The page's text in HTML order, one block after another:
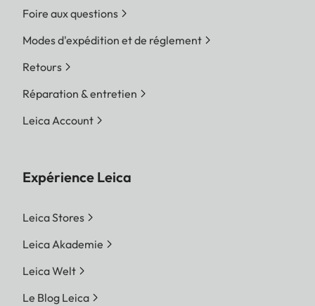
Foire aux questions
Modes d'expédition et de réglement
Retours
Réparation & entretien
Leica Account
Expérience Leica
Leica Stores
Leica Akademie
Leica Welt
Le Blog Leica